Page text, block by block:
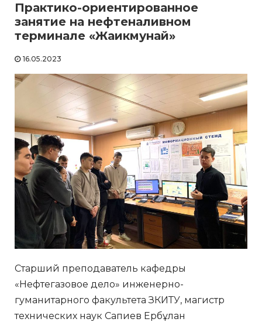
Практико-ориентированное
занятие на нефтеналивном
терминале «Жаикмунай»
16.05.2023
Старший преподаватель кафедры
«Нефтегазовое дело» инженерно-
гуманитарного факультета ЗКИТУ, магистр
технических наук Сапиев Ербұлан